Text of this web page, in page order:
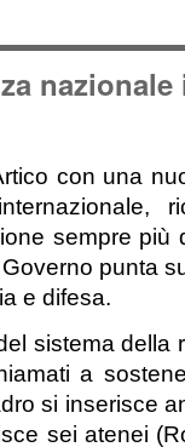
con una
sempre più
punta
e difesa.
sistema
a
si inserisce
sei atenei